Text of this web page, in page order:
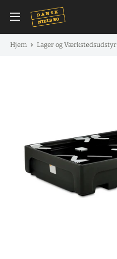
indhold
Hjem Lager og Værkstedsudstyr